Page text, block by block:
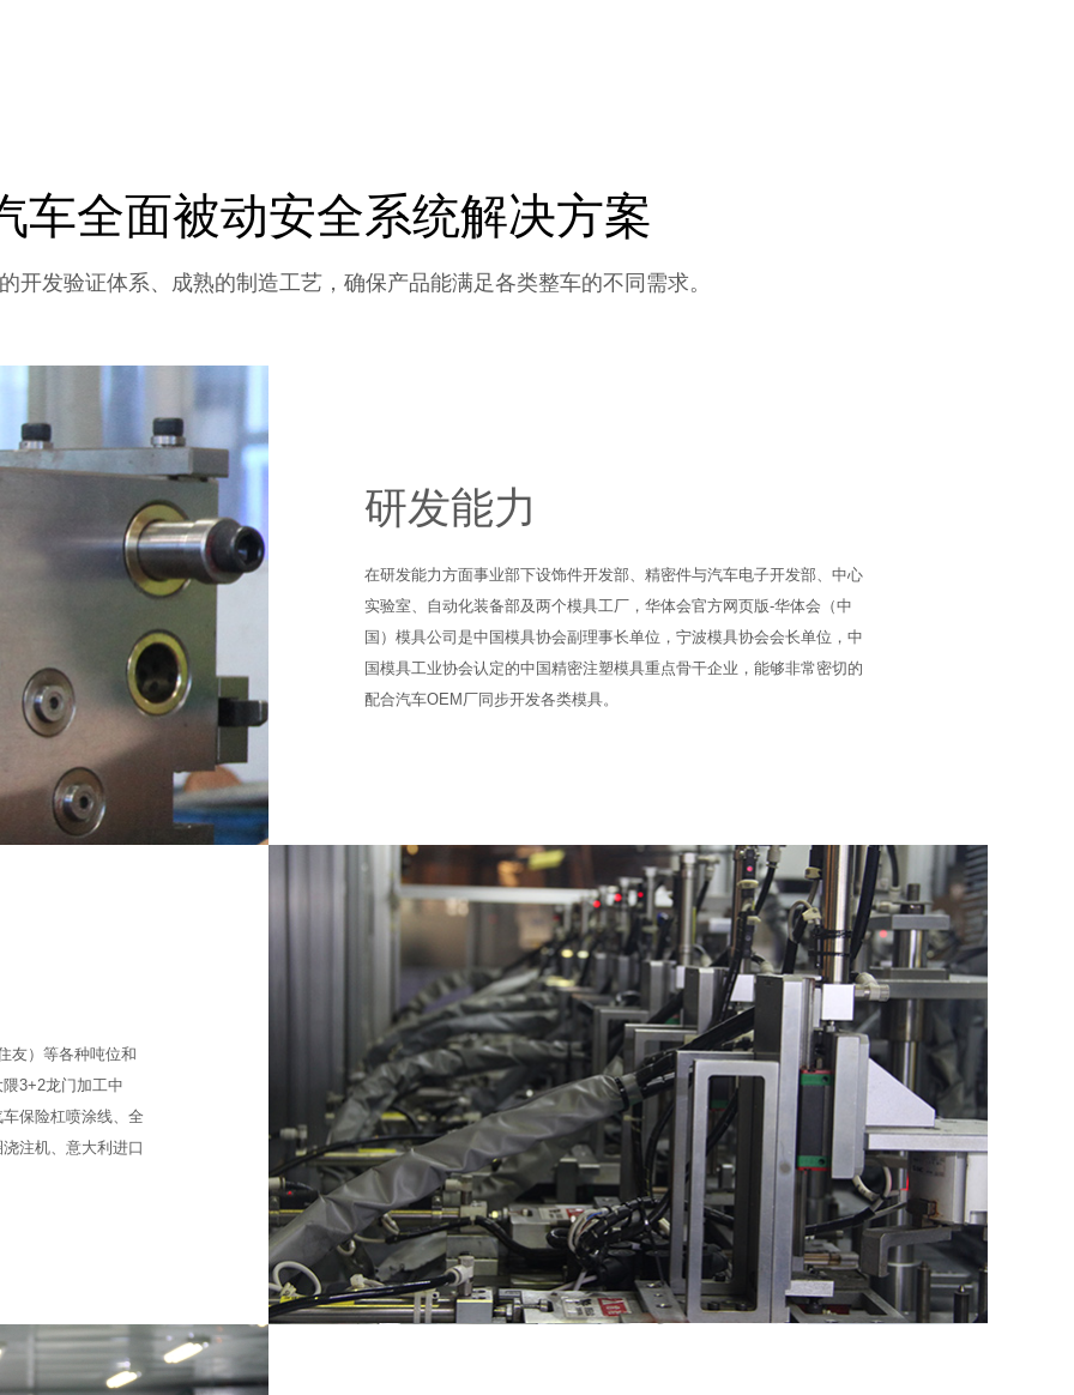
车全面被动安全系统解决方案
开发验证体系、成熟的制造工艺，确保产品能满足各类整车的不同需求。
研发能力
在研发能力方面事业部下设饰件开发部、精密件与汽车电子开发部、中心
实验室、自动化装备部及两个模具工厂，华体会官方网页版-华体会（中
国）模具公司是中国模具协会副理事长单位，宁波模具协会会长单位，中
国模具工业协会认定的中国精密注塑模具重点骨干企业，能够非常密切的
配合汽车OEM厂同步开发各类模具。
友）等各种吨位和
3+2龙门加工中
保险杠喷涂线、全
注机、意大利进口